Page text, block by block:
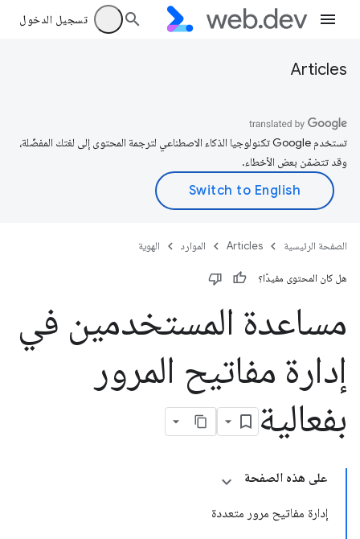
تسجيل الدخول
Articles
تستخدم Google تكنولوجيا الذكاء الاصطناعي لترجمة المحتوى إلى لغتك المفضّلة،
وقد تتضمّن بعض الأخطاء.
الصفحة الرئيسية Articles الموارد الهوية
هل كان المحتوى مفيدًا؟
مساعدة المستخدمين في
إدارة مفاتيح المرور
بفعالية
على هذه الصفحة
إدارة مفاتيح مرور متعددة